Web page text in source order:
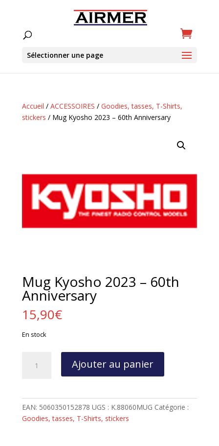
Sélectionner une page
Accueil / ACCESSOIRES / Goodies, tasses, T-Shirts,
stickers / Mug Kyosho 2023 – 60th Anniversary
Mug Kyosho 2023 – 60th
Anniversary
15,90€
En stock
Ajouter au panier
EAN: 5060350152878 UGS : K.88060MUG Catégorie :
Goodies, tasses, T-Shirts, stickers